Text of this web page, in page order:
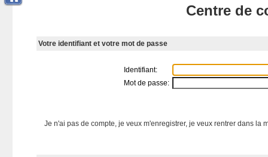
Centre de
Votre identifiant et votre mot de passe
Identifiant:
Mot de passe:
Je n'ai pas de compte, je veux m'enregistrer, je veux rentrer dans la